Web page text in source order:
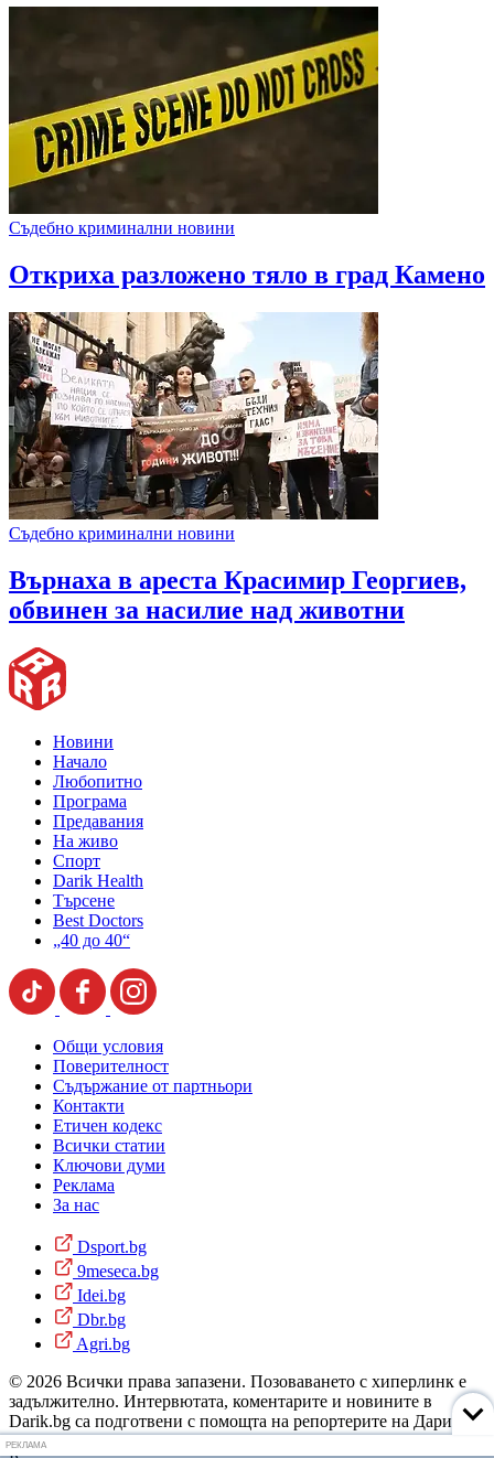
Съдебно криминални новини
Откриха разложено тяло в град Камено
Съдебно криминални новини
Върнаха в ареста Красимир Георгиев,
обвинен за насилие над животни
Новини
Начало
Любопитно
Програма
Предавания
На живо
Спорт
Darik Health
Търсене
Best Doctors
„40 до 40“
Общи условия
Поверителност
Съдържание от партньори
Контакти
Етичен кодекс
Всички статии
Ключови думи
Реклама
За нас
Dsport.bg
9meseca.bg
Idei.bg
Dbr.bg
Agri.bg
© 2026 Всички права запазени. Позоваването с хиперлинк е
задължително. Интервютата, коментарите и новините в
Darik.bg са подготвени с помощта на репортерите на Дарик
Радио и новинарските емисии на радиото. Снимки: Дарик
РЕКЛАМА